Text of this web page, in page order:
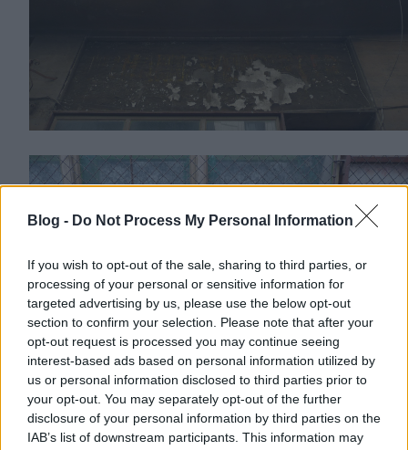
Blog - Do Not Process My Personal Information
If you wish to opt-out of the sale, sharing to third parties, or
processing of your personal or sensitive information for
targeted advertising by us, please use the below opt-out
section to confirm your selection. Please note that after your
opt-out request is processed you may continue seeing
interest-based ads based on personal information utilized by
us or personal information disclosed to third parties prior to
your opt-out. You may separately opt-out of the further
disclosure of your personal information by third parties on the
IAB’s list of downstream participants. This information may